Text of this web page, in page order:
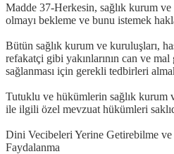
Madde 37-Herkesin, sağlık kurum
olmayı bekleme ve bunu istemek
Bütün sağlık kurum ve kuruluşları,
refakatçi gibi yakınlarının can ve
sağlanması için gerekli tedbirleri
Tutuklu ve hükümlerin sağlık kurum
ile ilgili özel mevzuat hükümleri
Dini Vecibeleri Yerine Getirebilme
Faydalanma